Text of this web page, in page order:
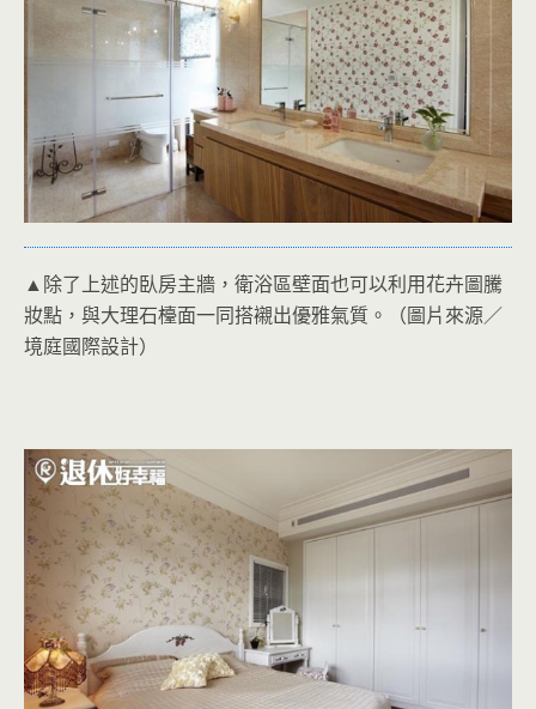
▲除了上述的臥房主牆，衛浴區壁面也可以利用花卉圖騰
妝點，與大理石檯面一同搭襯出優雅氣質。（圖片來源／
境庭國際設計）